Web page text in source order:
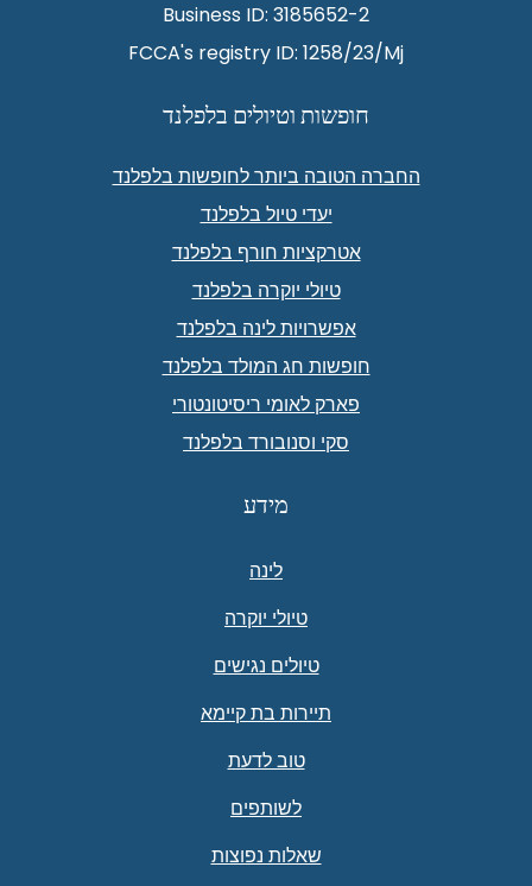
Business ID: 3185652-2
FCCA's registry ID: 1258/23/Mj
חופשות וטיולים בלפלנד
החברה הטובה ביותר לחופשות בלפלנד
יעדי טיול בלפלנד
אטרקציות חורף בלפלנד
טיולי יוקרה בלפלנד
אפשרויות לינה בלפלנד
חופשות חג המולד בלפלנד
פארק לאומי ריסיטונטורי
סקי וסנובורד בלפלנד
מידע
לינה
טיולי יוקרה
טיולים נגישים
תיירות בת קיימא
טוב לדעת
לשותפים
שאלות נפוצות